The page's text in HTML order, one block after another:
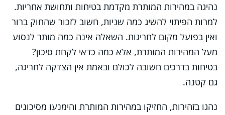
נהיגה במהירות המותרת מקדמת בטיחות ותחושת אחריות.
למרות הפיתוי להשיג כמה שניות, חשוב לזכור שהחוק ברור
ואין בפועל מקום לחריגות. השאלה אינה כמה מותר לנסוע
מעל המהירות המותרת, אלא כמה כדאי לקחת סיכון?
בטיחות בדרכים חשובה לכולם ובאמת אין הצדקה לחריגה,
גם קטנה.
נהגו בזהירות, החזיקו במהירות המותרת והימנעו מסיכונים